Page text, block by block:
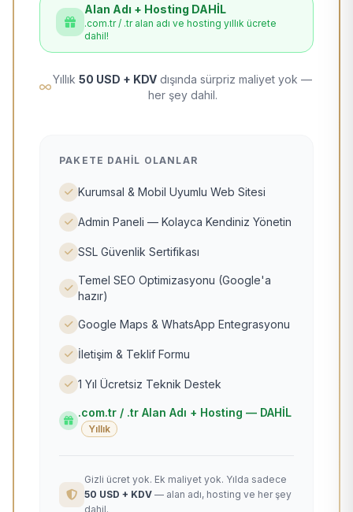
Alan Adı + Hosting DAHİL
.com.tr / .tr alan adı ve hosting yıllık ücrete
dahil!
Yıllık 50 USD + KDV dışında sürpriz maliyet yok —
her şey dahil.
PAKETE DAHIL OLANLAR
Kurumsal & Mobil Uyumlu Web Sitesi
Admin Paneli — Kolayca Kendiniz Yönetin
SSL Güvenlik Sertifikası
Temel SEO Optimizasyonu (Google'a
hazır)
Google Maps & WhatsApp Entegrasyonu
İletişim & Teklif Formu
1 Yıl Ücretsiz Teknik Destek
.com.tr / .tr Alan Adı + Hosting — DAHİL
Yıllık
Gizli ücret yok. Ek maliyet yok. Yılda sadece
50 USD + KDV — alan adı, hosting ve her şey
dahil.